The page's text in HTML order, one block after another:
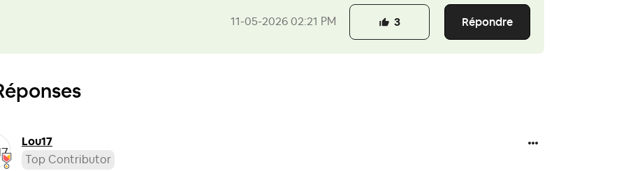
‎11-05-2026 02:21 PM Répondre
3
Lou17
Top Contributor